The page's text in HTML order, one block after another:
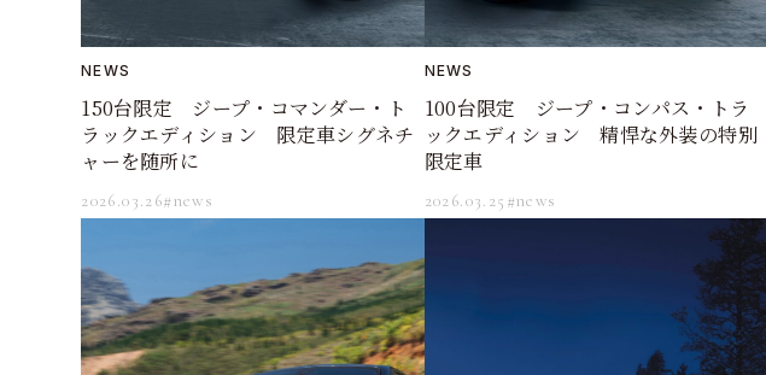
NEWS
150台限定 ジープ・コマンダー・ト
ラックエディション 限定車シグネチ
ャーを随所に
2026.03.26#news
NEWS
100台限定 ジープ・コンパス・トラ
ックエディション 精悍な外装の特別
限定車
2026.03.25 #news